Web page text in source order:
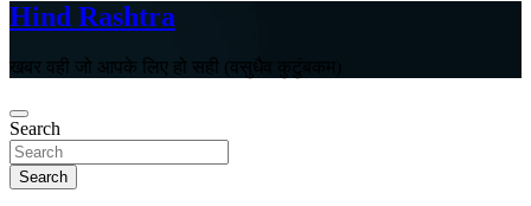
Hind Rashtra
खबर वही जो आपके लिए हो सही (वसुधैव कुटुंबकम)
Search
Search